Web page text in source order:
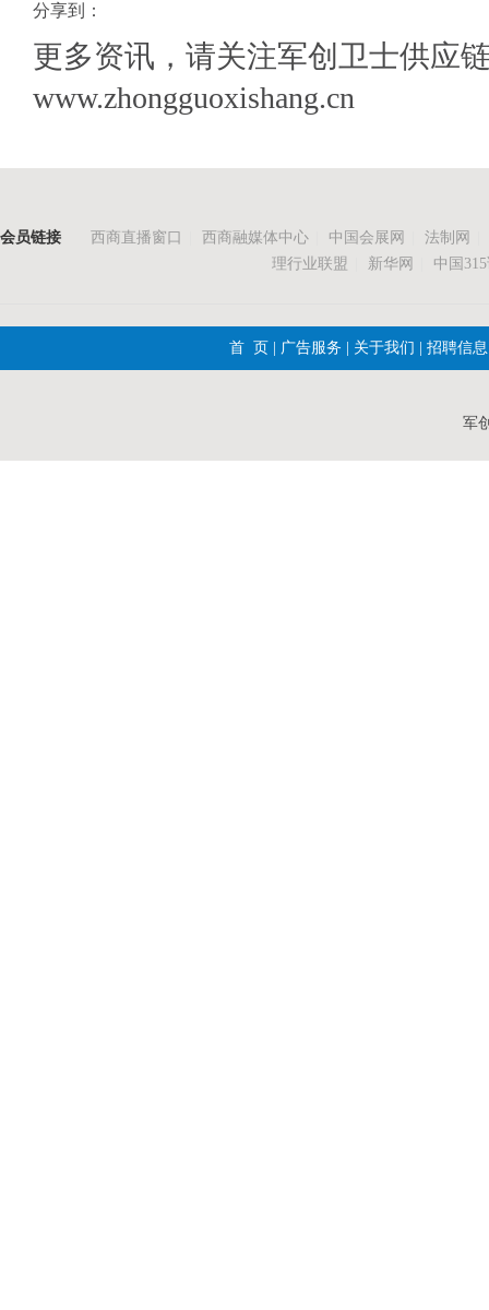
分享到：
更多资讯，请关注军创卫士供应
www.zhongguoxishang.cn
会员链接 西商直播窗口 西商融媒体中心 中国会展网 法制网
理行业联盟
新华网 中国
首 页 广告服务 关于我们 招聘信息
军